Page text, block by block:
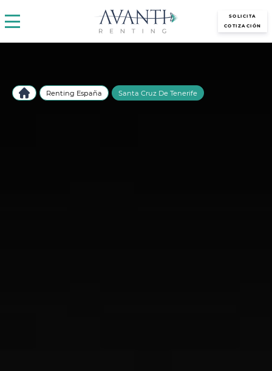
SOLICITA
COTIZACIÓN
Renting España Santa Cruz De Tenerife